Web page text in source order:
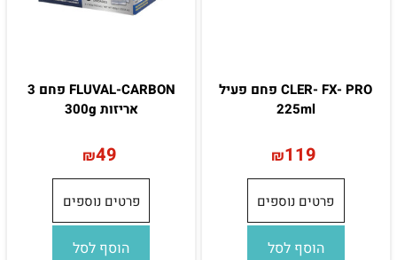
CLER- FX- PRO פחם פעיל
225ml
₪119
פרטים נוספים
הוסף לסל
FLUVAL-CARBON פחם 3
אריזות 300g
₪49
פרטים נוספים
הוסף לסל